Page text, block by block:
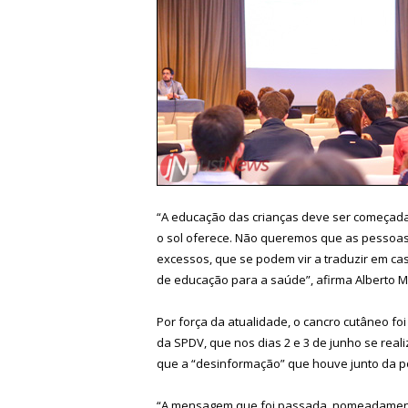
“A educação das crianças deve ser
o sol oferece. Não queremos que as
excessos, que se podem vir a traduzir em
de educação para a saúde”, afirma Alberto
Por força da atualidade, o cancro cutâneo
da SPDV, que nos dias 2 e 3 de junho se
que a “desinformação” que houve junto da